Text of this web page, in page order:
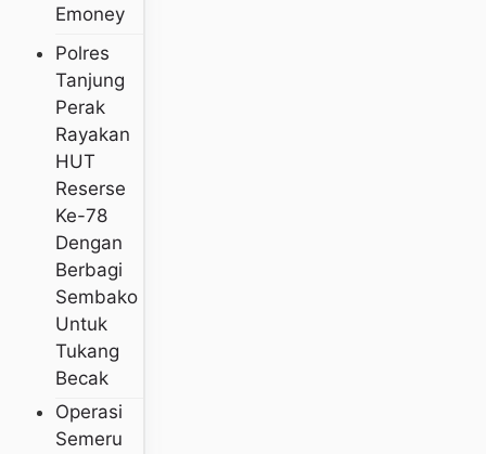
Emoney
Polres
Tanjung
Perak
Rayakan
HUT
Reserse
Ke-78
Dengan
Berbagi
Sembako
Untuk
Tukang
Becak
Operasi
Semeru